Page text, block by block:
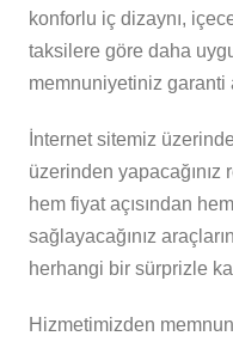
konforlu iç dizaynı,
taksilere göre daha
memnuniyetiniz garanti
İnternet sitemiz
üzerinden yapacağınız
hem fiyat açısından
sağlayacağınız
herhangi bir sürprizle
Hizmetimizden